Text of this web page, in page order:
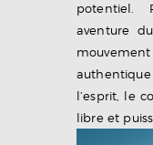
potentiel.
aventure
l’esprit, le
libre et